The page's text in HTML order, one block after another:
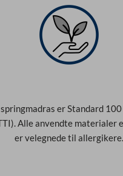
er Standard
Alle anvendte materialer
er velegnede til allergikere.